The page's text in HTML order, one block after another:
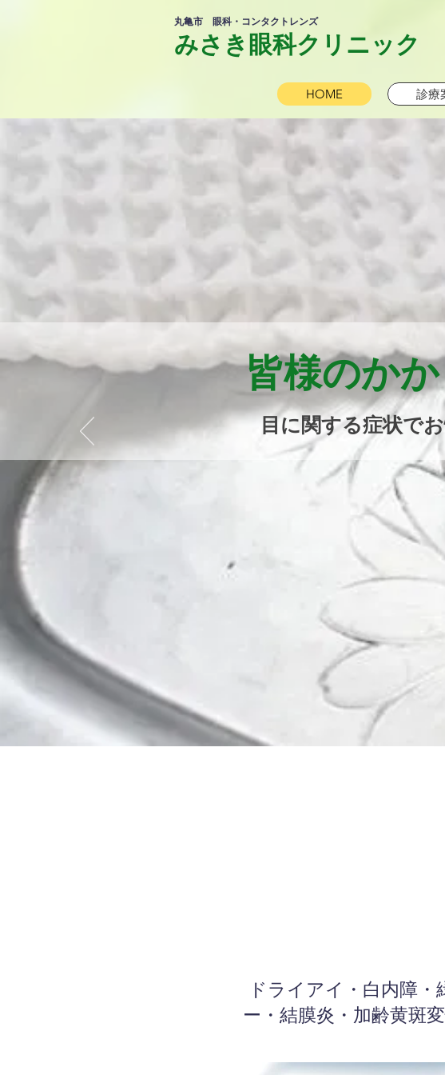
​丸亀市 眼科・コンタクトレンズ
​みさき眼科クリニック
HOME 診療
皆様のか
目に関する症状で
ドライアイ・白内障
ー・結膜炎・加齢黄斑